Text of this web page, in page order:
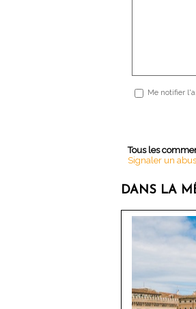
Me notifier
Tous les
Signaler un abus
DANS LA